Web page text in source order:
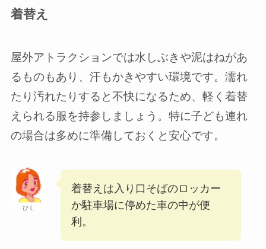
着替え
屋外アトラクションでは水しぶきや泥はねがあ
るものもあり、汗もかきやすい環境です。濡れ
たり汚れたりすると不快になるため、軽く着替
えられる服を持参しましょう。特に子ども連れ
の場合は多めに準備しておくと安心です。
ぴく
着替えは入り口そばのロッカー
か駐車場に停めた車の中が便
利。